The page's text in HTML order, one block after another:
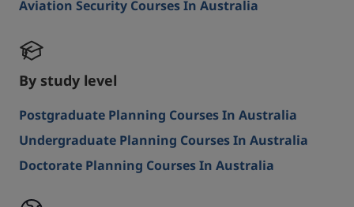
Aviation Security Courses In Australia
By study level
Postgraduate Planning Courses In Australia
Undergraduate Planning Courses In Australia
Doctorate Planning Courses In Australia